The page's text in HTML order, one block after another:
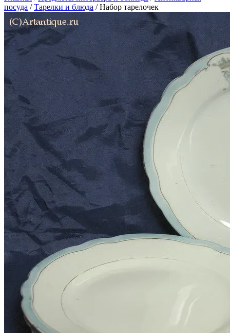
посуда / Тарелки и блюда / Набор тарелочек